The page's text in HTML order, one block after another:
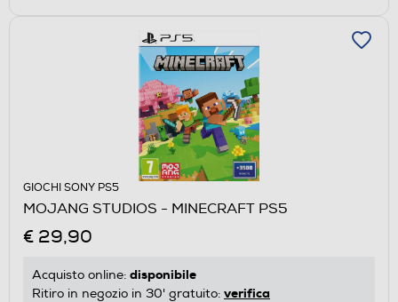
GIOCHI SONY PS5
MOJANG STUDIOS - MINECRAFT PS5
€ 29,90
Acquisto online: disponibile
Ritiro in negozio in 30' gratuito: verifica